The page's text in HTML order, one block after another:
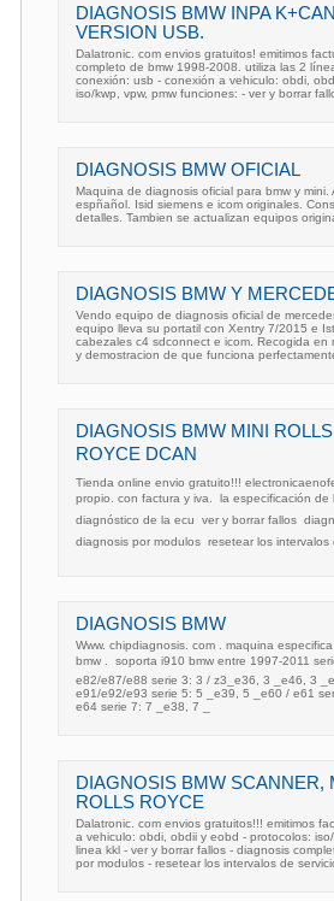
DIAGNOSIS BMW INPA
VERSION USB.
Dalatronic. com envios gratuitos! emitimos
completo de bmw 1998-2008. utiliza las 2
conexión: usb - conexión a vehiculo: obdi,
iso/kwp, vpw, pmw funciones: - ver y borrar
DIAGNOSIS BMW OFICIAL
Maquina de diagnosis oficial para bmw y mini.
espñañol. Isid siemens e icom originales.
detalles. Tambien se actualizan equipos
DIAGNOSIS BMW Y
Vendo equipo de diagnosis oficial de
equipo lleva su portatil con Xentry 7/2015 e
cabezales c4 sdconnect e icom. Recogida en
y demostracion de que funciona
DIAGNOSIS BMW MINI ROLLS
ROYCE DCAN
Tienda online envio gratuito!!!
propio. con factura y iva.  la especificación de
diagnóstico de la ecu  ver y borrar fallos 
diagnosis por modulos  resetear los intervalos
DIAGNOSIS BMW
Www. chipdiagnosis. com . maquina
bmw .  soporta i910 bmw entre 1997-2011
e82/e87/e88 serie 3: 3 / z3_e36, 3 _e46, 3
e91/e92/e93 serie 5: 5 _e39, 5 _e60 / e61
e64 serie 7: 7 _e38, 7 _
DIAGNOSIS BMW SCANNER,
ROLLS ROYCE
Dalatronic. com envios gratuitos!!! emitimos
a vehiculo: obdi, obdii y eobd - protocolos:
linea kkl - ver y borrar fallos - diagnosis
por modulos - resetear los intervalos de